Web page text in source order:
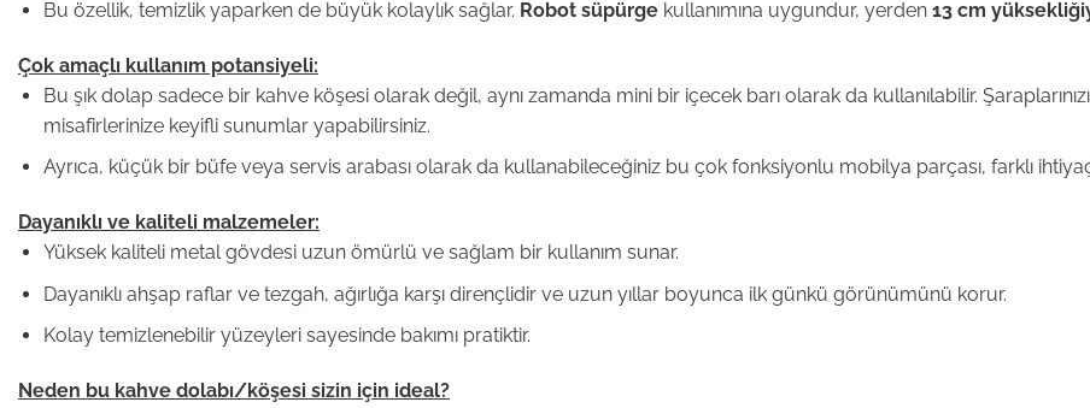
Bu özellik, temizlik yaparken de büyük kolaylık sağlar. Robot süpürgekullanımına uygundur, yerden 13 cm
Çok amaçlı kullanım potansiyeli:
Bu şık dolap sadece bir kahve köşesi olarak değil, aynı zamanda mini bir içecek barı olarak da kullanılabilir.
misafirlerinize keyifli sunumlar yapabilirsiniz.
Ayrıca, küçük bir büfe veya servis arabası olarak da kullanabileceğiniz bu çok fonksiyonlu mobilya parçası, farklı
Dayanıklı ve kaliteli malzemeler:
Yüksek kaliteli metal gövdesi uzun ömürlü ve sağlam bir kullanım sunar.
Dayanıklı ahşap raflar ve tezgah, ağırlığa karşı dirençlidir ve uzun yıllar boyunca ilk günkü görünümünü korur.
Kolay temizlenebilir yüzeyleri sayesinde bakımı pratiktir.
Neden bu kahve dolabı/köşesi sizin için ideal?